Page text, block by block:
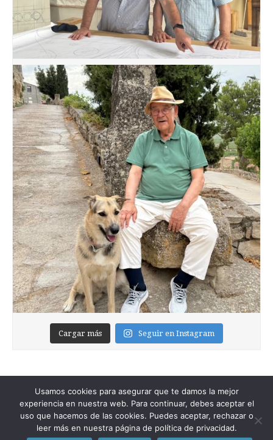
Cargar más Seguir en Instagram
Copyright © 2026 Foixblog . All Rights Reserved.
Usamos cookies para asegurar que te damos la mejor
experiencia en nuestra web. Para continuar, debes aceptar el
uso que hacemos de las cookies. Puedes aceptar, rechazar o
leer más en nuestra página de política de privacidad.